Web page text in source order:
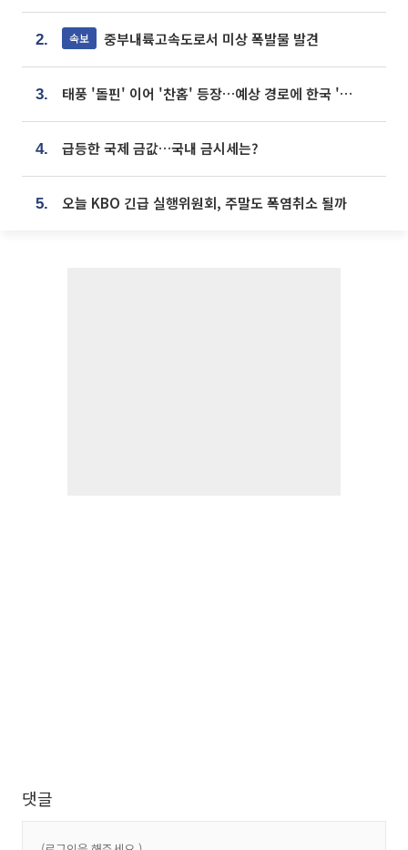
2. 속보 중부내륙고속도로서 미상 폭발물 발견
3. 태풍 '돌핀' 이어 '찬홈' 등장…예상 경로에 한국 '한숨'
4. 급등한 국제 금값…국내 금시세는?
5. 오늘 KBO 긴급 실행위원회, 주말도 폭염취소 될까
댓글